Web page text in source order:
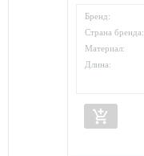
Бренд:
Страна бренда:
Материал:
Длина:
add_shopping_cart